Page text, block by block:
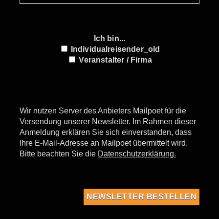
Ich bin...
Individualreisender_old
Veranstalter / Firma
Wir nutzen Server des Anbieters Mailpoet für die
Versendung unserer Newsletter. Im Rahmen dieser
Anmeldung erklären Sie sich einverstanden, dass
Ihre E-Mail-Adresse an Mailpoet übermittelt wird.
Bitte beachten Sie die Datenschutzerklärung.